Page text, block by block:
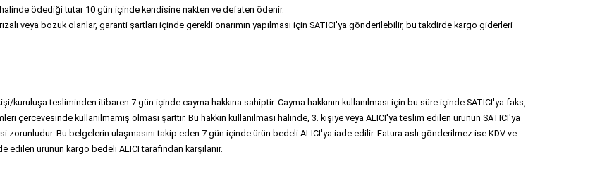
ödediği tutar 10 gün içinde kendisine nakten ve defaten ödenir.
veya bozuk olanlar, garanti şartları içinde gerekli onarımın yapılması için SATICI'ya gönderilebilir, bu takdirde kargo giderleri
tesliminden itibaren 7 gün içinde cayma hakkına sahiptir. Cayma hakkının kullanılması için bu süre içinde SATICI'ya faks,
çercevesinde kullanılmamış olması şarttır. Bu hakkın kullanılması halinde, 3. kişiye veya ALICI'ya teslim edilen ürünün SATICI'ya
Bu belgelerin ulaşmasını takip eden 7 gün içinde ürün bedeli ALICI'ya iade edilir. Fatura aslı gönderilmez ise KDV ve
ürünün kargo bedeli ALICI tarafından karşılanır.